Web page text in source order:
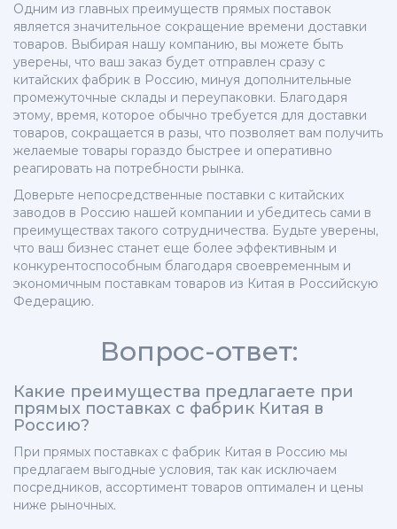
Одним из главных преимуществ прямых поставок
является значительное сокращение времени доставки
товаров. Выбирая нашу компанию, вы можете быть
уверены, что ваш заказ будет отправлен сразу с
китайских фабрик в Россию, минуя дополнительные
промежуточные склады и переупаковки. Благодаря
этому, время, которое обычно требуется для доставки
товаров, сокращается в разы, что позволяет вам получить
желаемые товары гораздо быстрее и оперативно
реагировать на потребности рынка.
Доверьте непосредственные поставки с китайских
заводов в Россию нашей компании и убедитесь сами в
преимуществах такого сотрудничества. Будьте уверены,
что ваш бизнес станет еще более эффективным и
конкурентоспособным благодаря своевременным и
экономичным поставкам товаров из Китая в Российскую
Федерацию.
Вопрос-ответ:
Какие преимущества предлагаете при
прямых поставках с фабрик Китая в
Россию?
При прямых поставках с фабрик Китая в Россию мы
предлагаем выгодные условия, так как исключаем
посредников, ассортимент товаров оптимален и цены
ниже рыночных.